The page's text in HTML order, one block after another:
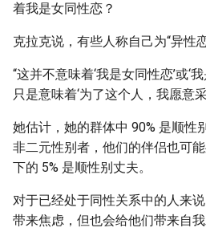
着我是女同性恋？
克拉克说，有些人称自己为“异性
“这并不意味着‘我是女同性恋’或‘
只是意味着‘为了这个人，我愿意
她估计，她的群体中 90% 是顺性
非二元性别者，他们的伴侣也可
下的 5% 是顺性别丈夫。
对于已经处于同性关系中的人来
带来焦虑，但也会给他们带来自我